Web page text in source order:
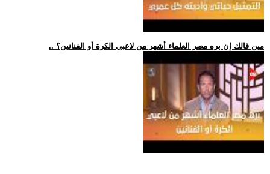
.. مين قالك إن بره مصر العلماء أشهر من لاعبي الكرة أو الفنانين؟